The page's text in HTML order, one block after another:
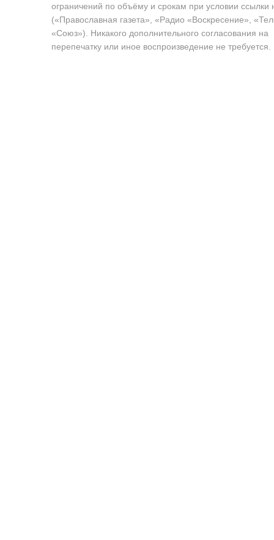
ограничений по объёму и срокам при условии ссылки
(«Православная газета», «Радио «Воскресение»,
«Союз»). Никакого дополнительного согласования на
перепечатку или иное воспроизведение не требуется.